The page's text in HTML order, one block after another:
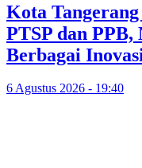
Kota
PTSP dan
Berbagai
6 Agustus 2026 - 19:40